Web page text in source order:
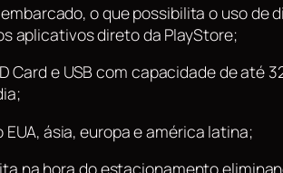
o que possibilita o uso
aplicativos direto da PlayStore;
Card e USB com capacidade de até
ásia, europa e américa latina;